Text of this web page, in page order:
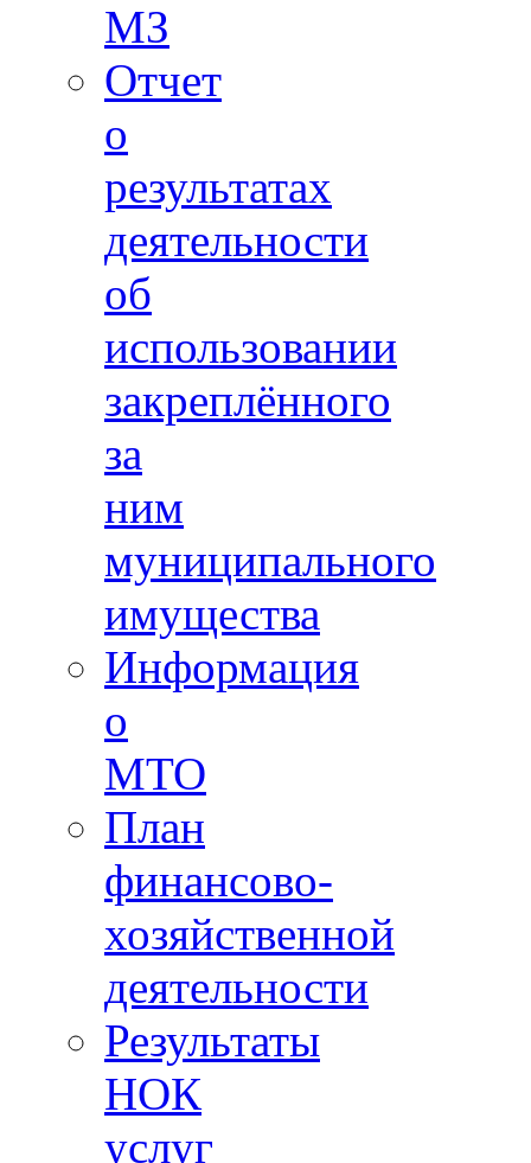
МЗ
Отчет
о
результатах
деятельности
об
использовании
закреплённого
за
ним
муниципального
имущества
Информация
о
МТО
План
финансово-
хозяйственной
деятельности
Результаты
НОК
услуг